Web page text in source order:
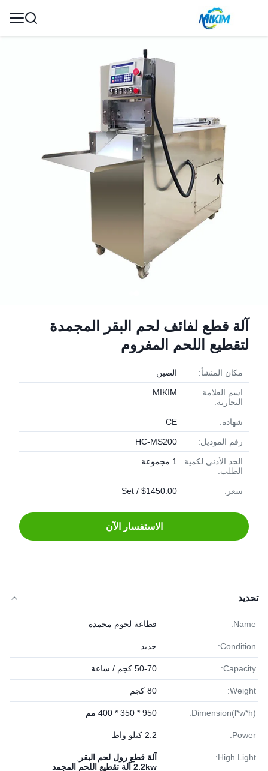
آلة قطع لفائف لحم البقر المجمدة
لتقطيع اللحم المفروم
مكان المنشأ: الصين
اسم العلامة
التجارية:
MIKIM
شهادة: CE
رقم الموديل: HC-MS200
الحد الأدنى لكمية
الطلب:
1 مجموعة
سعر: $1450.00 / Set
الاستفسار الآن
تحديد
Name: قطاعة لحوم مجمدة
Condition: جديد
Capacity: 50-70 كجم / ساعة
Weight: 80 كجم
Dimension(l*w*h): 950 * 350 * 400 مم
Power: 2.2 كيلو واط
High Light: آلة قطع رول لحم البقر
2.2kw آلة تقطيع اللحم المجمد